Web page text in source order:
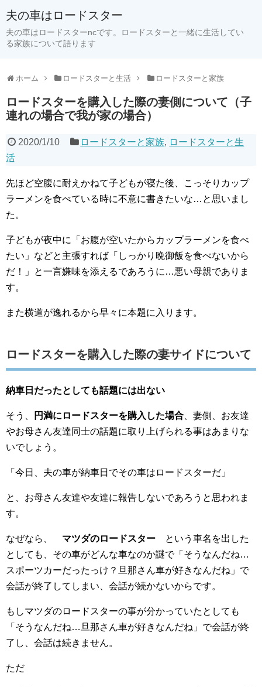
夫の車はロードスター
夫の車はロードスターncです。ロードスターと一緒に生活してい
る家族について語ります
ホーム ロードスターと生活 ロードスターと家族
ロードスターを購入した際の妻側について（子
連れの場合で我が家の場合）
2020/1/10 ロードスターと家族, ロードスターと生
活
先ほど空腹に耐えかねて子どもが寝た後、こっそりカップ
ラーメンを食べている時に不意に書きたいな…と思いまし
た。
子どもが夜中に「お腹が空いたからカップラーメンを食べ
たい」などと主張すれば「しっかり晩御飯を食べないから
だ！」と一言嫌味を添えるであろうに…悪い母親でありま
す。
また横道が逸れるから早々に本題に入ります。
ロードスターを購入した際の妻サイドについて
納車日だったとしても話題には出ない
そう、 円満にロードスターを購入した場合 、妻側、お友達
やお母さん友達同士の話題に取り上げられる事はあまりな
いでしょう。
「今日、夫の車が納車日でその車はロードスターだ」
と、お母さん友達や友達に報告しないであろうと思われま
す。
なぜなら、 マツダのロードスター という車名を出した
としても、その車がどんな車なのか謎で「そうなんだね…
スポーツカーだったっけ？旦那さん車が好きなんだね」で
会話が終了してしまい、会話が続かないからです。
もしマツダのロードスターの事が分かっていたとしても
「そうなんだね…旦那さん車が好きなんだね」で会話が終
了し、会話は続きません。
ただ